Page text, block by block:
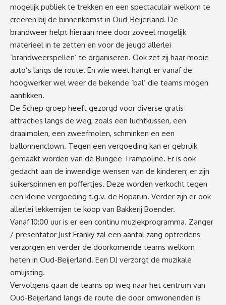
mogelijk publiek te trekken en een spectaculair welkom te
creëren bij de binnenkomst in Oud-Beijerland. De
brandweer helpt hieraan mee door zoveel mogelijk
materieel in te zetten en voor de jeugd allerlei
‘brandweerspellen’ te organiseren. Ook zet zij haar mooie
auto’s langs de route. En wie weet hangt er vanaf de
hoogwerker wel weer de bekende ‘bal’ die teams mogen
aantikken.
De Schep groep heeft gezorgd voor diverse gratis
attracties langs de weg, zoals een luchtkussen, een
draaimolen, een zweefmolen, schminken en een
ballonnenclown. Tegen een vergoeding kan er gebruik
gemaakt worden van de Bungee Trampoline. Er is ook
gedacht aan de inwendige wensen van de kinderen; er zijn
suikerspinnen en poffertjes. Deze worden verkocht tegen
een kleine vergoeding t.g.v. de Roparun. Verder zijn er ook
allerlei lekkernijen te koop van Bakkerij Boender.
Vanaf 10:00 uur is er een continu muziekprogramma. Zanger
/ presentator Just Franky zal een aantal zang optredens
verzorgen en verder de doorkomende teams welkom
heten in Oud-Beijerland. Een DJ verzorgt de muzikale
omlijsting.
Vervolgens gaan de teams op weg naar het centrum van
Oud-Beijerland langs de route die door omwonenden is